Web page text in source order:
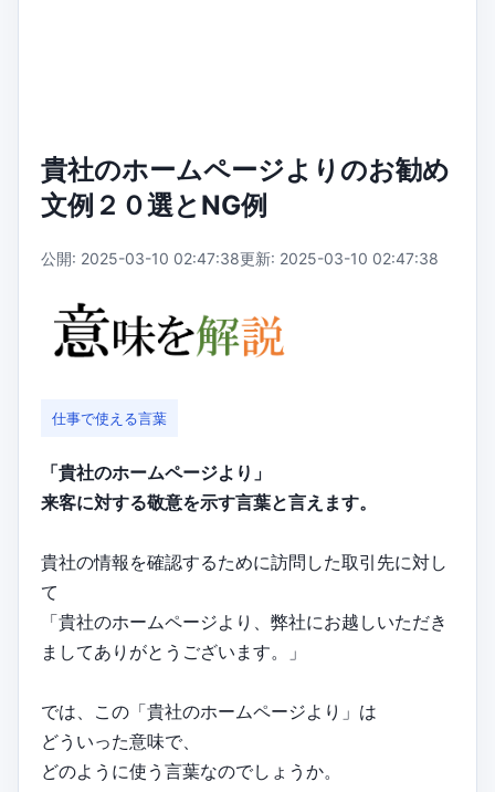
貴社のホームページよりのお勧め
文例２０選とNG例
公開: 2025-03-10 02:47:38更新: 2025-03-10 02:47:38
仕事で使える言葉
「貴社のホームページより」
来客に対する敬意を示す言葉と言えます。
貴社の情報を確認するために訪問した取引先に対し
て
「貴社のホームページより、弊社にお越しいただき
ましてありがとうございます。」
では、この「貴社のホームページより」は
どういった意味で、
どのように使う言葉なのでしょうか。